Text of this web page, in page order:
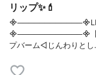
リップ✨💄
᯽────────────᯽【商
プバーム◁じんわりと